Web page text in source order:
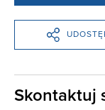
Skontaktuj